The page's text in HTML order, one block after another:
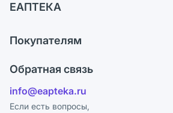
Самовывоз из аптек
Ответы на вопросы
Блог
ЕАПТЕКА
Карьера
Поставщики
Лицензия
Реклама на сайте
Покупателям
Программа СберСпасибо
Обратная связь
info@eapteka.ru
Если есть вопросы,